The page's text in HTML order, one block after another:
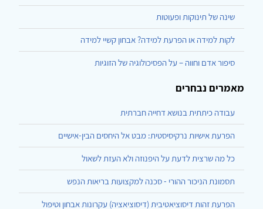
שינה של תינוקות ופעוטות
לקות למידה או הפרעת למידה? אבחון קשיי למידה
סיפור אדם וחווה – על הפסיכולוגיה של הזוגיות
מאמרים נבחרים
עבודה כיתתית בנושא דחייה חברתית
הפרעת אישיות נרקיסיסטית: מבט אל היחסים הבין-אישיים
כל מה שרצית לדעת על היפנוזה ולא העזת לשאול
תסמונת הניכור ההורי - סכנה למקצועות בריאות הנפש
הפרעת זהות דיסוציאטיבית (דיסוציאציה) עקרונות אבחון וטיפול